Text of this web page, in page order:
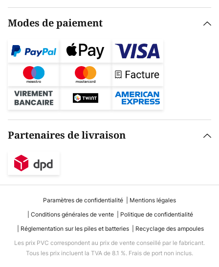
Modes de paiement
Partenaires de livraison
Paramètres de confidentialité
Mentions légales
Conditions générales de vente
Politique de confidentialité
Réglementation sur les piles et batteries
Recyclage des ampoules
Les prix PVC correspondent au prix de vente conseillé par le fabricant.
Tous les prix incluent la TVA de 8.1 %. Frais de port non inclus.